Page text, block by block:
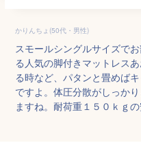
かりんちょ(50代・男性)
スモールシングルサイズで
る人気の脚付きマットレス
る時など、パタンと畳めば
ですよ。体圧分散がしっか
ますね。耐荷重１５０ｋｇの